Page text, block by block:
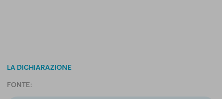
LA DICHIARAZIONE
FONTE: